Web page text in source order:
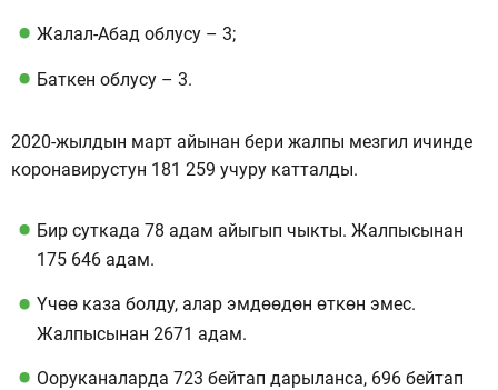
Жалал-Абад облусу – 3;
Баткен облусу – 3.
2020-жылдын март айынан бери жалпы мезгил ичинде
коронавирустун 181 259 учуру катталды.
Бир суткада 78 адам айыгып чыкты. Жалпысынан
175 646 адам.
Үчөө каза болду, алар эмдөөдөн өткөн эмес.
Жалпысынан 2671 адам.
Ооруканаларда 723 бейтап дарыланса, 696 бейтап